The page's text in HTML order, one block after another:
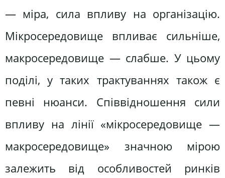
— міра, сила впливу на організацію.
Мікросередовище впливає сильніше,
макросередовище — слабше. У цьому
поділі, у таких трактуваннях також є
певні нюанси. Співвідношення сили
впливу на лінії «мікросередовище —
макросередовище» значною мірою
залежить від особливостей ринків